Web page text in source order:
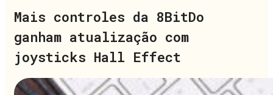
Mais controles da 8BitDo
ganham atualização com
joysticks Hall Effect